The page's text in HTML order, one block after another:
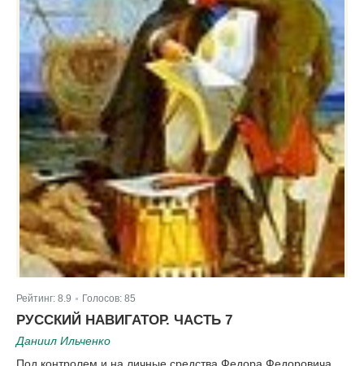
Рейтинг: 8.9 Голосов: 85
РУССКИЙ НАВИГАТОР. ЧАСТЬ 7
Даниил Ильченко